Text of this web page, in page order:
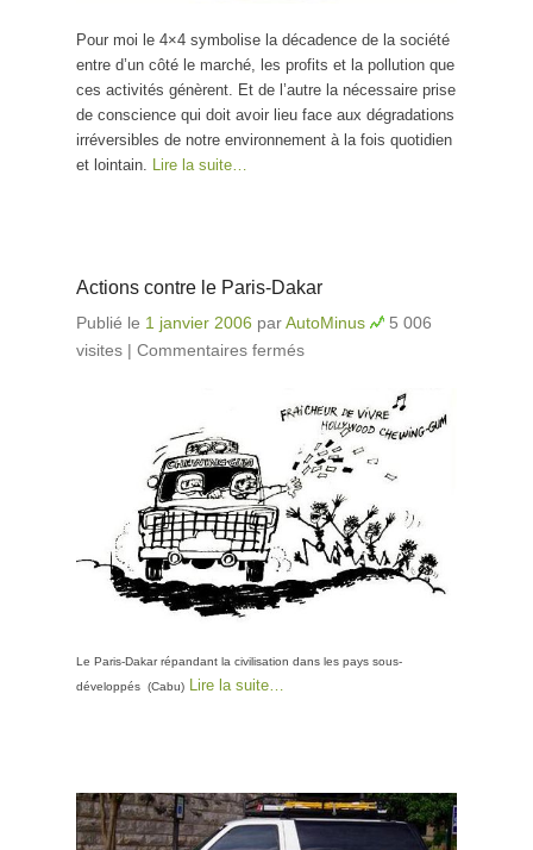
Pour moi le 4×4 symbolise la décadence de la société
entre d’un côté le marché, les profits et la pollution que
ces activités génèrent. Et de l’autre la nécessaire prise
de conscience qui doit avoir lieu face aux dégradations
irréversibles de notre environnement à la fois quotidien
et lointain. Lire la suite…
Actions contre le Paris-Dakar
Publié le 1 janvier 2006 parAutoMinus
5 006
visites | Commentaires fermés
Le Paris-Dakar répandant la civilisation dans les pays sous-
développés (Cabu)
Lire la suite…